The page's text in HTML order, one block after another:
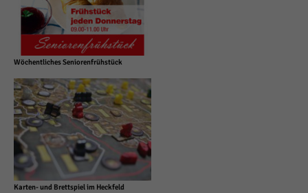
Wöchentliches Seniorenfrühstück
Karten- und Brettspiel im Heckfeld